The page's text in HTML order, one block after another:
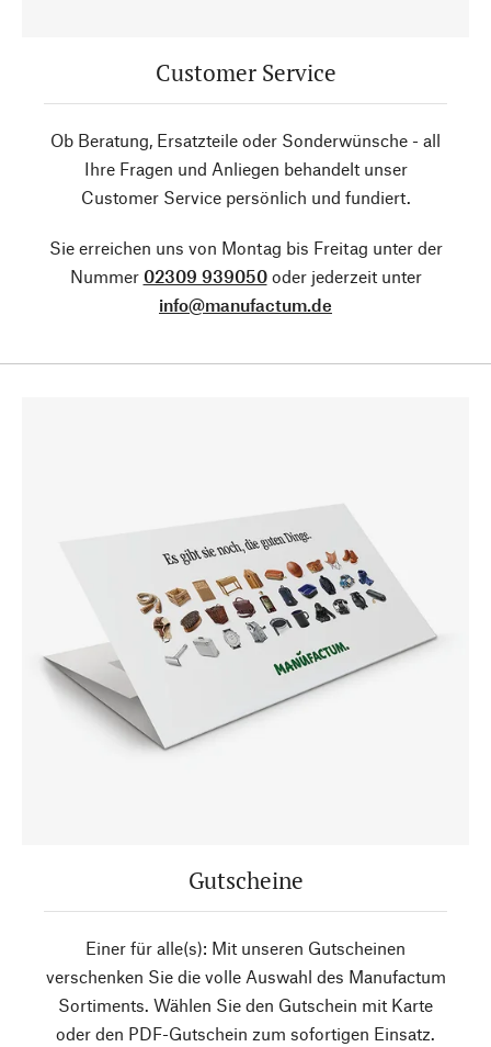
Customer Service
Ob Beratung, Ersatzteile oder Sonderwünsche - all
Ihre Fragen und Anliegen behandelt unser
Customer Service persönlich und fundiert.
Sie erreichen uns von Montag bis Freitag unter der
Nummer 02309 939050oder jederzeit unter
info@manufactum.de
Gutscheine
Einer für alle(s): Mit unseren Gutscheinen
verschenken Sie die volle Auswahl des Manufactum
Sortiments. Wählen Sie den Gutschein mit Karte
oder den PDF-Gutschein zum sofortigen Einsatz.